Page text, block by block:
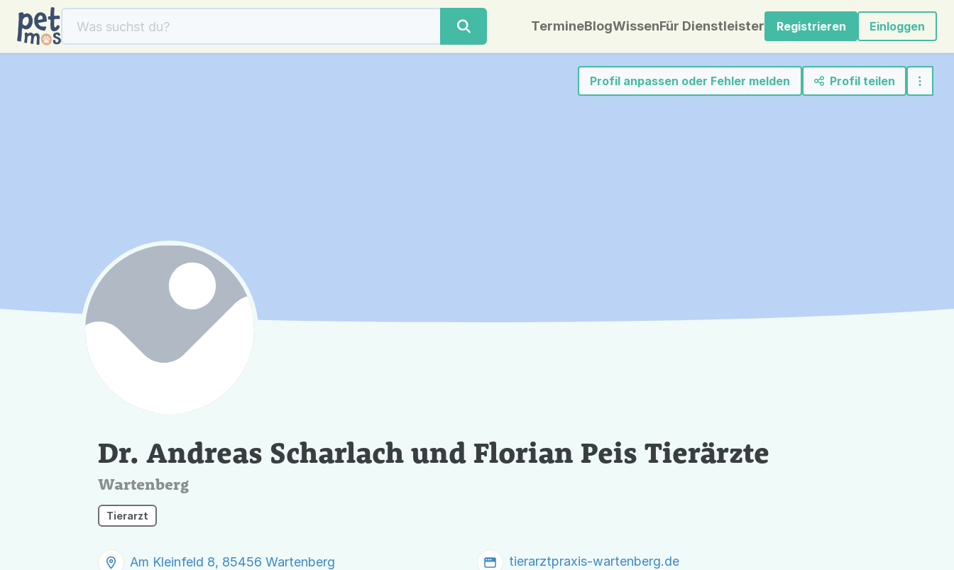
TermineBlogWissenFür Dienstleister Registrieren Einloggen
Profil anpassen oder Fehler melden Profil teilen
Dr. Andreas Scharlach und Florian Peis Tierärzte
Wartenberg
Tierarzt
Am Kleinfeld 8, 85456 Wartenberg
tierarztpraxis-wartenberg.de